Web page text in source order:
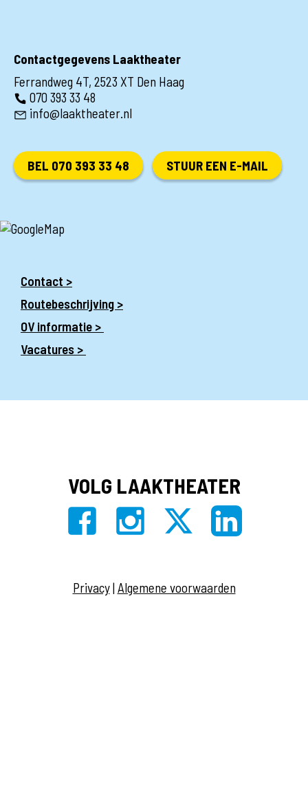
Contactgegevens Laaktheater
Ferrandweg 4T, 2523 XT Den Haag
070 393 33 48
info@laaktheater.nl
BEL 070 393 33 48 STUUR EEN E-MAIL
Contact >
Routebeschrijving >
OV informatie >
Vacatures >
VOLG LAAKTHEATER
Privacy| Algemene voorwaarden